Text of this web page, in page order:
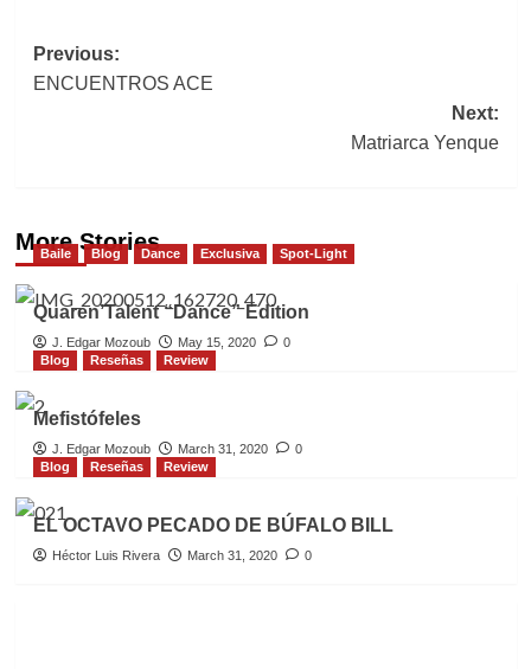
Post
navigation
Previous:
ENCUENTROS ACE
Next:
Matriarca Yenque
More Stories
Baile Blog Dance Exclusiva Spot-Light
Quaren’Talent “Dance” Edition
J. Edgar Mozoub May 15, 2020
0
Blog
Reseñas Review
Mefistófeles
J. Edgar Mozoub March 31, 2020
0
Blog
Reseñas Review
EL OCTAVO PECADO DE BÚFALO BILL
Héctor Luis Rivera March 31, 2020 0